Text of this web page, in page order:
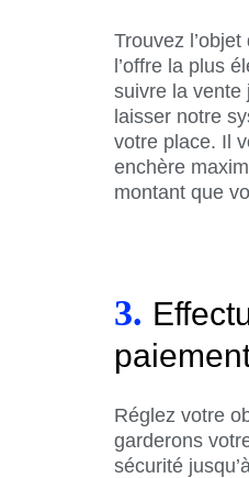
Trouvez
l’offre la plus
suivre la vente
laisser notre
votre place. Il
enchère
montant que
3.
Réglez votre
garderons
sécurité